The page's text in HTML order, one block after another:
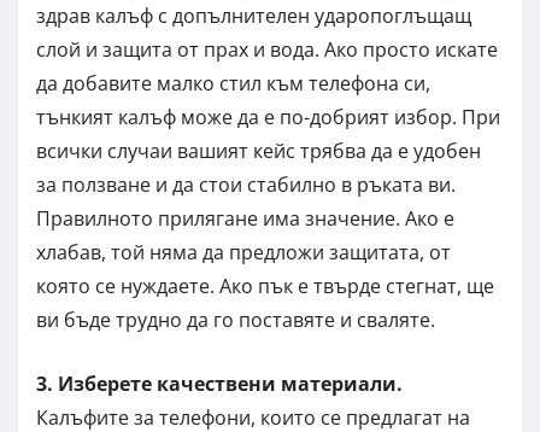
здрав калъф с допълнителен ударопоглъщащ
слой и защита от прах и вода. Ако просто искате
да добавите малко стил към телефона си,
тънкият калъф може да е по-добрият избор. При
всички случаи вашият кейс трябва да е удобен
за ползване и да стои стабилно в ръката ви.
Правилното прилягане има значение. Ако е
хлабав, той няма да предложи защитата, от
която се нуждаете. Ако пък е твърде стегнат, ще
ви бъде трудно да го поставяте и сваляте.
3. Изберете качествени материали.
Калъфите за телефони, които се предлагат на